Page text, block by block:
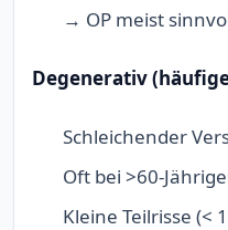
→ OP meist
Degenerativ
Schleichender
Oft bei >60-
Kleine Teilrisse (<